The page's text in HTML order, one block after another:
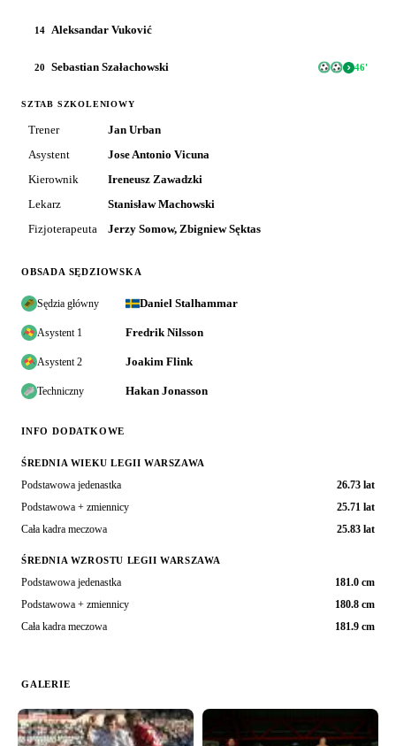
14 Aleksandar Vuković
20 Sebastian Szałachowski 46'
SZTAB SZKOLENIOWY
Trener
Jan Urban
Asystent
Jose Antonio Vicuna
Kierownik
Ireneusz Zawadzki
Lekarz
Stanisław Machowski
Fizjoterapeuta
Jerzy Somow, Zbigniew Sęktas
OBSADA SĘDZIOWSKA
Sędzia główny Daniel Stalhammar
Asystent 1 Fredrik Nilsson
Asystent 2 Joakim Flink
Techniczny Hakan Jonasson
INFO DODATKOWE
ŚREDNIA WIEKU LEGII WARSZAWA
Podstawowa jedenastka
26.73 lat
Podstawowa + zmiennicy
25.71 lat
Cała kadra meczowa
25.83 lat
ŚREDNIA WZROSTU LEGII WARSZAWA
Podstawowa jedenastka
181.0 cm
Podstawowa + zmiennicy
180.8 cm
Cała kadra meczowa
181.9 cm
GALERIE